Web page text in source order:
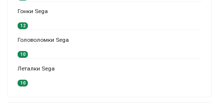
Гонки Sega
12
Головоломки Sega
10
Леталки Sega
10